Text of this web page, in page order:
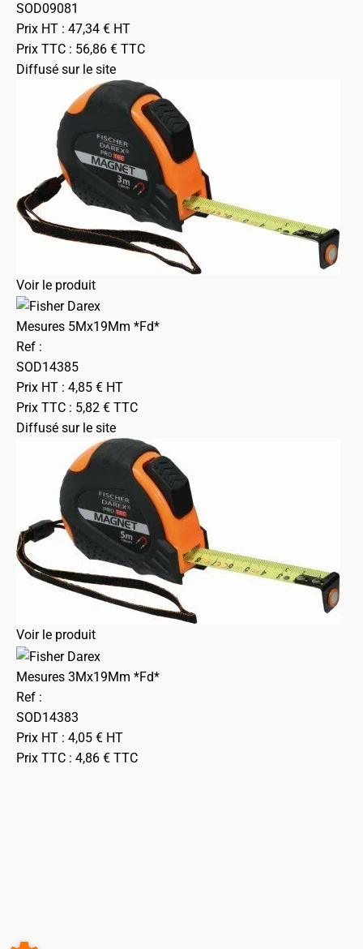
SOD09081
Prix HT : 47,34 € HT
Prix TTC : 56,86 € TTC
Diffusé sur le site
Voir le produit
Mesures 5Mx19Mm *Fd*
Ref :
SOD14385
Prix HT : 4,85 € HT
Prix TTC : 5,82 € TTC
Diffusé sur le site
Voir le produit
Mesures 3Mx19Mm *Fd*
Ref :
SOD14383
Prix HT : 4,05 € HT
Prix TTC : 4,86 € TTC